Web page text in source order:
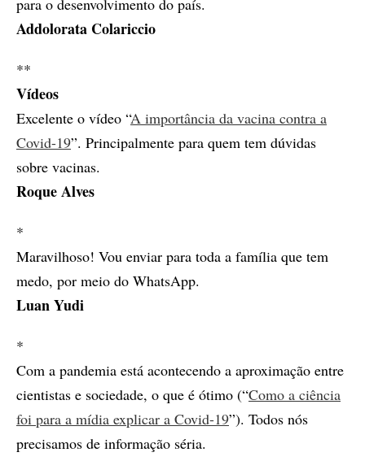
para o desenvolvimento do país.
Addolorata Colariccio
**
Vídeos
Excelente o vídeo “A importância da vacina contra a
Covid-19”. Principalmente para quem tem dúvidas
sobre vacinas.
Roque Alves
*
Maravilhoso! Vou enviar para toda a família que tem
medo, por meio do WhatsApp.
Luan Yudi
*
Com a pandemia está acontecendo a aproximação entre
cientistas e sociedade, o que é ótimo (“Como a ciência
foi para a mídia explicar a Covid-19”). Todos nós
precisamos de informação séria.